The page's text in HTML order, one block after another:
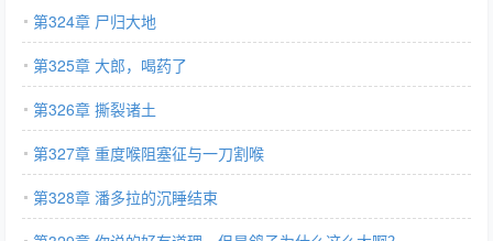
第324章 尸归大地
第325章 大郎，喝药了
第326章 撕裂诸土
第327章 重度喉阻塞征与一刀割喉
第328章 潘多拉的沉睡结束